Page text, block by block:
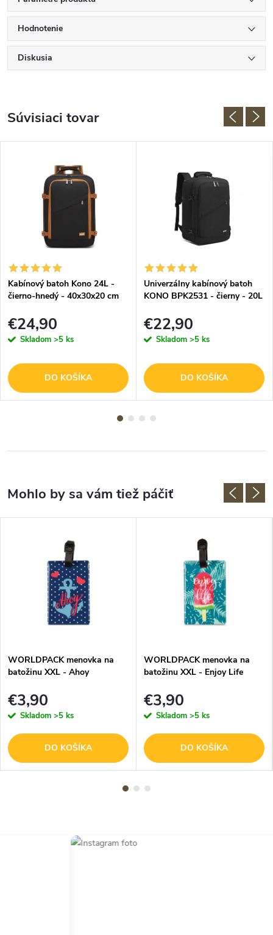
Hodnotenie
Diskusia
Súvisiaci tovar
Kabínový batoh Kono 24L -
čierno-hnedý - 40x30x20 cm
€24,90
Skladom >5 ks
DO KOŠÍKA
Univerzálny kabínový batoh
KONO BPK2531 - čierny - 20L
€22,90
Skladom >5 ks
DO KOŠÍKA
WORLDPACK menovka na
batožinu XXL - Ahoy
€3,90
Skladom >5 ks
DO KOŠÍKA
WORLDPACK menovka na
batožinu XXL - Enjoy Life
€3,90
Skladom >5 ks
DO KOŠÍKA